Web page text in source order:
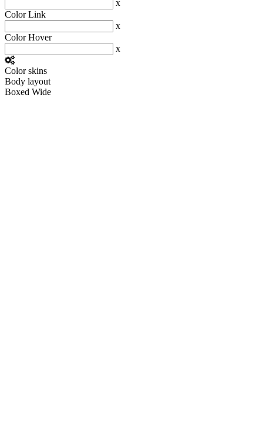
x
Color Link
x
Color Hover
x
Color skins
Body layout
Boxed Wide